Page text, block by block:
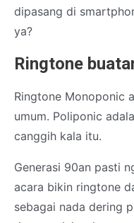
dipasang di
ya?
Ringtone
Ringtone Monoponic
umum. Poliponic
canggih kala itu.
Generasi 90an pasti
acara bikin ringtone
sebagai nada dering